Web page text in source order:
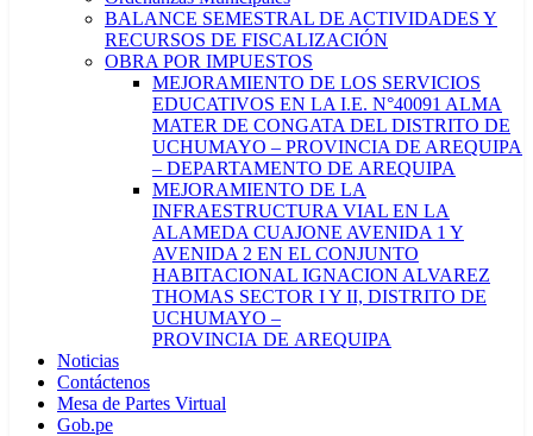
BALANCE SEMESTRAL DE ACTIVIDADES Y
RECURSOS DE FISCALIZACIÓN
OBRA POR IMPUESTOS
MEJORAMIENTO DE LOS SERVICIOS
EDUCATIVOS EN LA I.E. N°40091 ALMA
MATER DE CONGATA DEL DISTRITO DE
UCHUMAYO – PROVINCIA DE AREQUIPA
– DEPARTAMENTO DE AREQUIPA
MEJORAMIENTO DE LA
INFRAESTRUCTURA VIAL EN LA
ALAMEDA CUAJONE AVENIDA 1 Y
AVENIDA 2 EN EL CONJUNTO
HABITACIONAL IGNACION ALVAREZ
THOMAS SECTOR I Y II, DISTRITO DE
UCHUMAYO –
PROVINCIA DE AREQUIPA
Noticias
Contáctenos
Mesa de Partes Virtual
Gob.pe